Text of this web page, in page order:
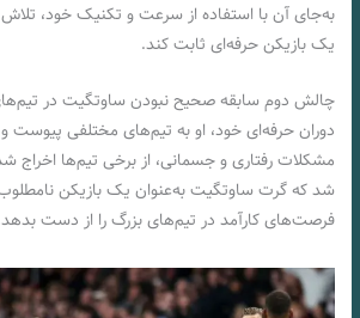
به‌جای آن با استفاده از سرعت و تکنیک خود، تلاش
یک بازیکن حرفه‌ای ثابت کند.
چالش دوم سابقه صحیح نبودن ساوتگیت در
دوران حرفه‌ای خود، او به تیم‌های مختلفی
مشکلات رفتاری و جسمانی، از برخی تیم‌ها اخراج
شد که گرت ساوتگیت به‌عنوان یک بازیکن
فرصت‌های کارآمد در تیم‌های بزرگ را از دست